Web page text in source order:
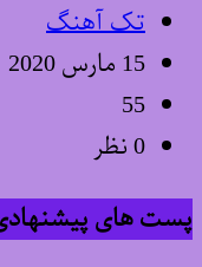
تک آهنگ
15 مارس 2020
55
0 نظر
پست های